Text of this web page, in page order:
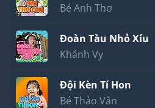
Bé Anh Thơ
Đoàn Tàu Nhỏ Xíu
Khánh Vy
Đội Kèn Tí Hon
Bé Thảo Vân